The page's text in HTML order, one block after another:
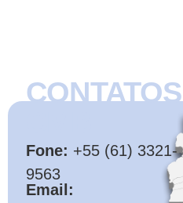
CONTATOS
Fone: +55 (61) 3321-
9563
Email: